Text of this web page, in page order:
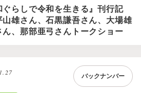
ぐらしで令和を生きる』刊行記
雄さん、石黒謙吾さん、大場雄
ん、那部亜弓さんトークショー
バックナンバー